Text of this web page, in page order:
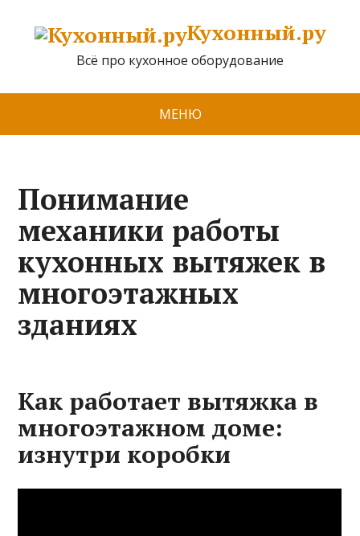
Кухонный.ру
Всё про кухонное оборудование
МЕНЮ
Понимание
механики работы
кухонных вытяжек в
многоэтажных
зданиях
Как работает вытяжка в
многоэтажном доме:
изнутри коробки